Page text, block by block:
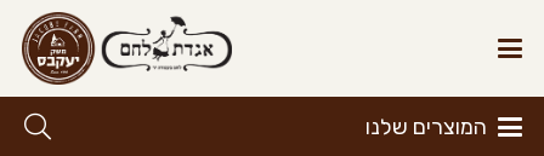
המוצרים שלנו